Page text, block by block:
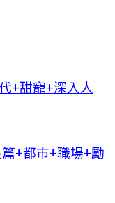
+甜寵+深入人
+都市+職場+勵